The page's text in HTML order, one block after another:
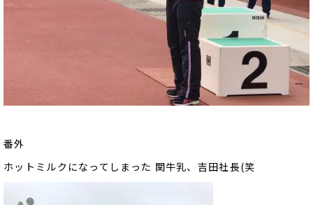
番外
ホットミルクになってしまった 関牛乳、吉田社長(笑